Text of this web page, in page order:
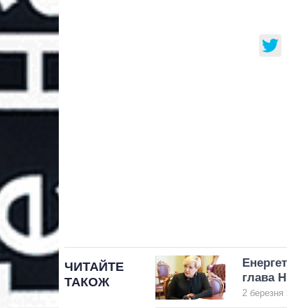
ЧИТАЙТЕ
ТАКОЖ
глава
2 березня